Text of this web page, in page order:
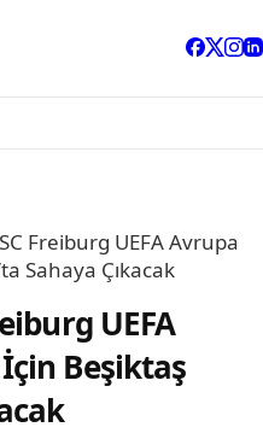
Freiburg UEFA Avrupa
Sahaya Çıkacak
UEFA
Beşiktaş